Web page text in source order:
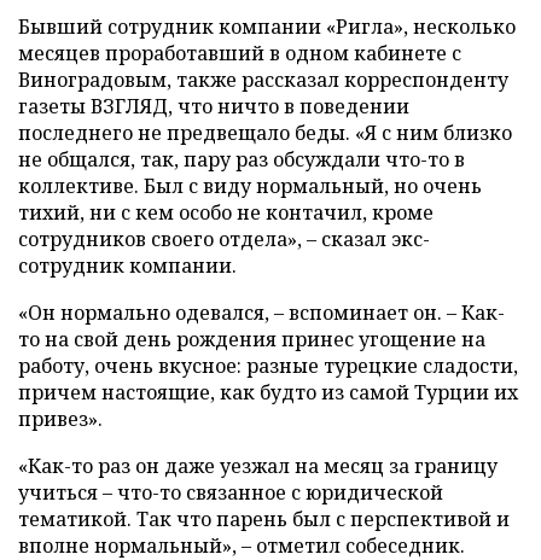
Бывший сотрудник компании «Ригла», несколько
месяцев проработавший в одном кабинете с
Виноградовым, также рассказал корреспонденту
газеты ВЗГЛЯД, что ничто в поведении
последнего не предвещало беды. «Я с ним близко
не общался, так, пару раз обсуждали что-то в
коллективе. Был с виду нормальный, но очень
тихий, ни с кем особо не контачил, кроме
сотрудников своего отдела», – сказал экс-
сотрудник компании.
«Он нормально одевался, – вспоминает он. – Как-
то на свой день рождения принес угощение на
работу, очень вкусное: разные турецкие сладости,
причем настоящие, как будто из самой Турции их
привез».
«Как-то раз он даже уезжал на месяц за границу
учиться – что-то связанное с юридической
тематикой. Так что парень был с перспективой и
вполне нормальный», – отметил собеседник.